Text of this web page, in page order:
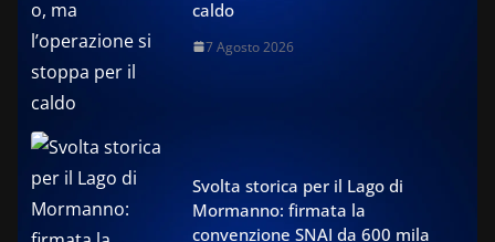
caldo
7 Agosto 2026
Svolta storica per il Lago di
Mormanno: firmata la
convenzione SNAI da 600 mila